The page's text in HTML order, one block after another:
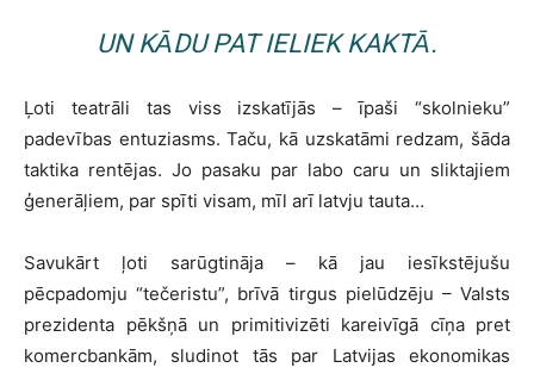
UN KĀDU PAT IELIEK KAKTĀ.
Ļoti teatrāli tas viss izskatījās – īpaši “skolnieku”
padevības entuziasms. Taču, kā uzskatāmi redzam, šāda
taktika rentējas. Jo pasaku par labo caru un sliktajiem
ģenerāļiem, par spīti visam, mīl arī latvju tauta…
Savukārt ļoti sarūgtināja – kā jau iesīkstējušu
pēcpadomju “tečeristu”, brīvā tirgus pielūdzēju – Valsts
prezidenta pēkšņā un primitivizēti kareivīgā cīņa pret
komercbankām, sludinot tās par Latvijas ekonomikas